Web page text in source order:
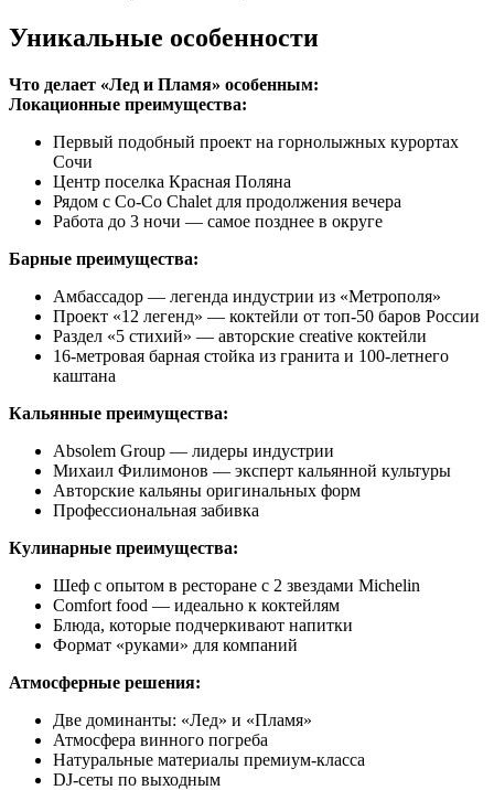
Уникальные особенности
Что делает «Лед и Пламя» особенным:
Локационные преимущества:
Первый подобный проект на горнолыжных курортах
Сочи
Центр поселка Красная Поляна
Рядом с Co-Co Chalet для продолжения вечера
Работа до 3 ночи — самое позднее в округе
Барные преимущества:
Амбассадор — легенда индустрии из «Метрополя»
Проект «12 легенд» — коктейли от топ-50 баров России
Раздел «5 стихий» — авторские creative коктейли
16-метровая барная стойка из гранита и 100-летнего
каштана
Кальянные преимущества:
Absolem Group — лидеры индустрии
Михаил Филимонов — эксперт кальянной культуры
Авторские кальяны оригинальных форм
Профессиональная забивка
Кулинарные преимущества:
Шеф с опытом в ресторане с 2 звездами Michelin
Comfort food — идеально к коктейлям
Блюда, которые подчеркивают напитки
Формат «руками» для компаний
Атмосферные решения:
Две доминанты: «Лед» и «Пламя»
Атмосфера винного погреба
Натуральные материалы премиум-класса
DJ-сеты по выходным